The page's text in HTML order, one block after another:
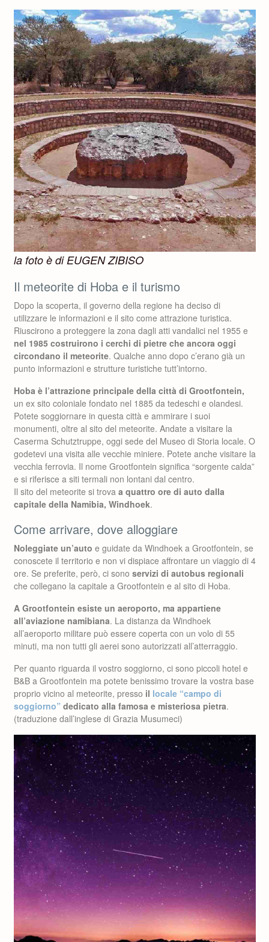
la foto è di EUGEN ZIBISO
Il meteorite di Hoba e il turismo
Dopo la scoperta, il governo della regione ha deciso di
utilizzare le informazioni e il sito come attrazione turistica.
Riuscirono a proteggere la zona dagli atti vandalici nel 1955 e
nel 1985 costruirono i cerchi di pietre che ancora oggi
circondano il meteorite. Qualche anno dopo c’erano già un
punto informazioni e strutture turistiche tutt’intorno.
Hoba è l’attrazione principale della città di Grootfontein,
un ex sito coloniale fondato nel 1885 da tedeschi e olandesi.
Potete soggiornare in questa città e ammirare i suoi
monumenti, oltre al sito del meteorite. Andate a visitare la
Caserma Schutztruppe, oggi sede del Museo di Storia locale. O
godetevi una visita alle vecchie miniere. Potete anche visitare la
vecchia ferrovia. Il nome Grootfontein significa “sorgente calda”
e si riferisce a siti termali non lontani dal centro.
Il sito del meteorite si trova a quattro ore di auto dalla
capitale della Namibia, Windhoek.
Come arrivare, dove alloggiare
Noleggiate un’auto e guidate da Windhoek a Grootfontein, se
conoscete il territorio e non vi dispiace affrontare un viaggio di 4
ore. Se preferite, però, ci sono servizi di autobus regionali
che collegano la capitale a Grootfontein e al sito di Hoba.
A Grootfontein esiste un aeroporto, ma appartiene
all’aviazione namibiana. La distanza da Windhoek
all’aeroporto militare può essere coperta con un volo di 55
minuti, ma non tutti gli aerei sono autorizzati all’atterraggio.
Per quanto riguarda il vostro soggiorno, ci sono piccoli hotel e
B&B a Grootfontein ma potete benissimo trovare la vostra base
proprio vicino al meteorite, presso il locale “campo di
soggiorno” dedicato alla famosa e misteriosa pietra.
(traduzione dall’inglese di Grazia Musumeci)